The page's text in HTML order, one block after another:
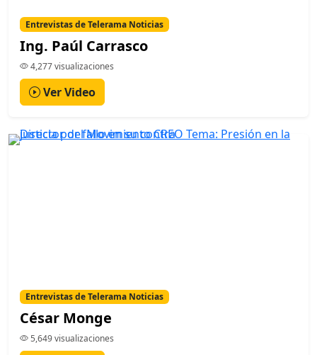
Entrevistas de Telerama Noticias
Ing. Paúl Carrasco
4,277 visualizaciones
Ver Video
Entrevistas de Telerama Noticias
César Monge
5,649 visualizaciones